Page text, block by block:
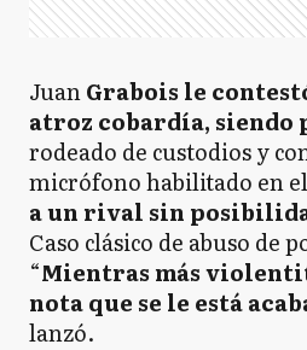
JuanGrabois le
atroz cobardía, siendo
rodeado de custodios y
micrófono habilitado en
a un rival sin
Caso clásico de abuso de
“Mientras más
nota que se le está
lanzó.